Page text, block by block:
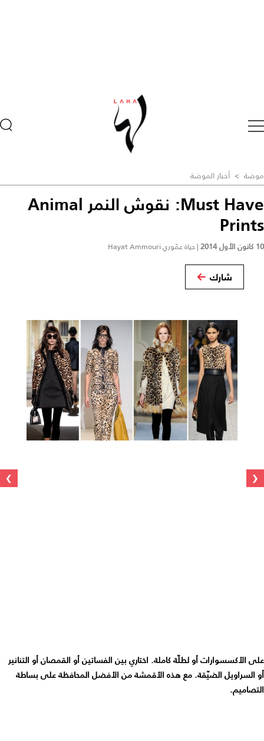
موضة > أخبار الموضة
Must Have: نقوش النمر Animal
Prints
10 كانون الأول 2014 |حياة عمّوري Hayat Ammouri
شارك
‹
›
على الأكسسوارات أو لطلّة كاملة. اختاري بين الفساتين أو القمصان أو التنانير
أو السراويل الضيّقة. مع هذه الأقمشة من الأفضل المحافظة على بساطة
التصاميم.